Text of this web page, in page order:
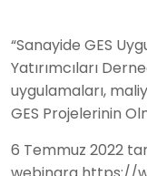
“Sanayide GES
Yatırımcıları
uygulamaları,
GES Projelerinin
6 Temmuz 2022